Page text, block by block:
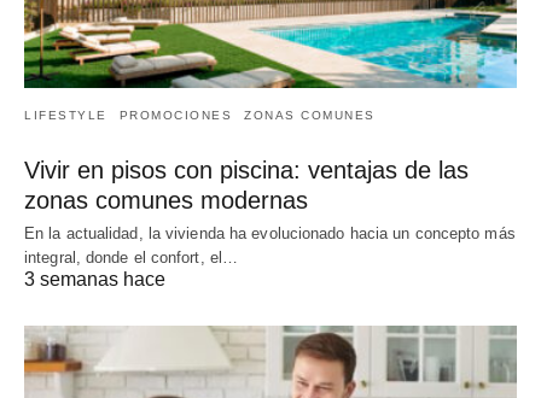
LIFESTYLE PROMOCIONES ZONAS COMUNES
Vivir en pisos con piscina: ventajas de las
zonas comunes modernas
En la actualidad, la vivienda ha evolucionado hacia un concepto más
integral, donde el confort, el…
3 semanas hace